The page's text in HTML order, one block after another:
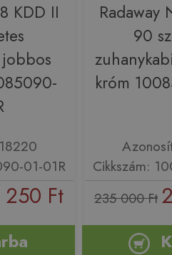
KDD II
01-01R
Ft
Radaway
90
króm
Cikkszám:
235 000 Ft